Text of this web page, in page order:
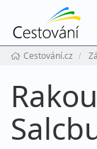
Cestování.cz